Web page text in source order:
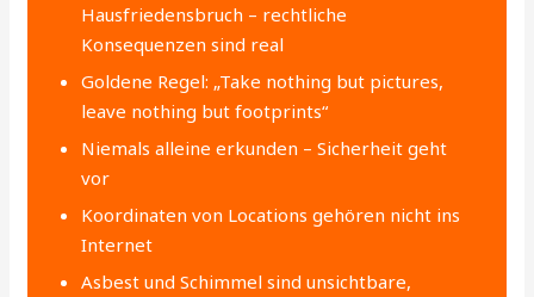
Hausfriedensbruch – rechtliche
Konsequenzen sind real
Goldene Regel: „Take nothing but pictures,
leave nothing but footprints“
Niemals alleine erkunden – Sicherheit geht
vor
Koordinaten von Locations gehören nicht ins
Internet
Asbest und Schimmel sind unsichtbare,